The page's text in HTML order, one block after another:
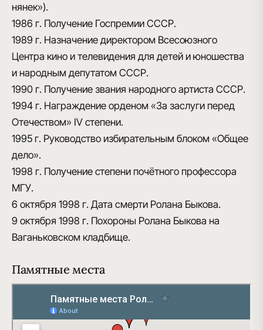
нянек»).
1986 г. Получение Госпремии СССР.
1989 г. Назначение директором Всесоюзного
Центра кино и телевидения для детей и юношества
и народным депутатом СССР.
1990 г. Получение звания народного артиста СССР.
1994 г. Награждение орденом «За заслуги перед
Отечеством» IV степени.
1995 г. Руководство избирательным блоком «Общее
дело».
1998 г. Получение степени почётного профессора
МГУ.
6 октября 1998 г. Дата смерти Ролана Быкова.
9 октября 1998 г. Похороны Ролана Быкова на
Ваганьковском кладбище.
Памятные места